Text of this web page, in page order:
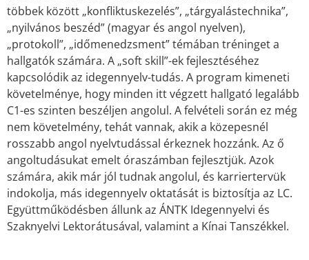
többek között „konfliktuskezelés”, „tárgyalástechnika”,
„nyilvános beszéd” (magyar és angol nyelven),
„protokoll”, „időmenedzsment” témában tréninget a
hallgatók számára. A „soft skill”-ek fejlesztéséhez
kapcsolódik az idegennyelv-tudás. A program kimeneti
követelménye, hogy minden itt végzett hallgató legalább
C1-es szinten beszéljen angolul. A felvételi során ez még
nem követelmény, tehát vannak, akik a közepesnél
rosszabb angol nyelvtudással érkeznek hozzánk. Az ő
angoltudásukat emelt óraszámban fejlesztjük. Azok
számára, akik már jól tudnak angolul, és karriertervük
indokolja, más idegennyelv oktatását is biztosítja az LC.
Együttműködésben állunk az ÁNTK Idegennyelvi és
Szaknyelvi Lektorátusával, valamint a Kínai Tanszékkel.